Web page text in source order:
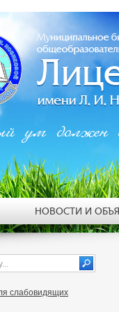
слабовидящих
ум должен
НОВОСТИ И